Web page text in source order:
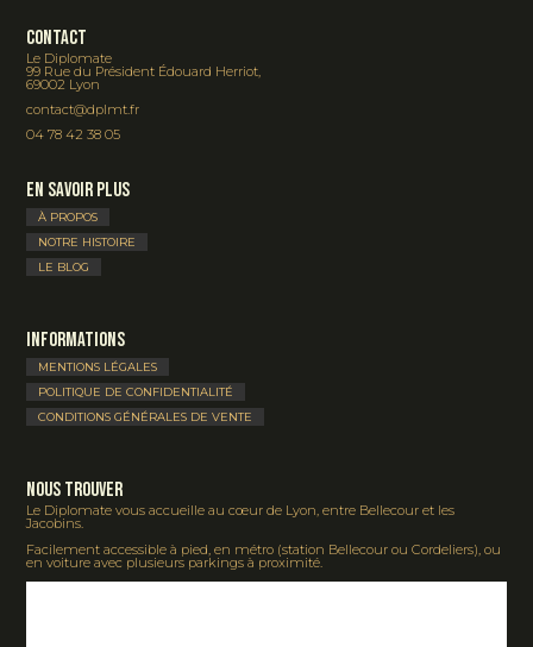
Contact
Le Diplomate
99 Rue du Président Édouard Herriot,
69002 Lyon
contact@dplmt.fr
04 78 42 38 05
En savoir plus
À PROPOS
NOTRE HISTOIRE
LE BLOG
Informations
MENTIONS LÉGALES
POLITIQUE DE CONFIDENTIALITÉ
CONDITIONS GÉNÉRALES DE VENTE
Nous Trouver
Le Diplomate vous accueille au cœur de Lyon, entre Bellecour et les
Jacobins.
Facilement accessible à pied, en métro (station Bellecour ou Cordeliers), ou
en voiture avec plusieurs parkings à proximité.